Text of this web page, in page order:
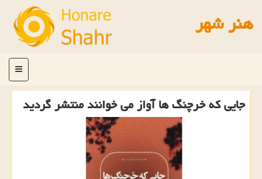
هنر شهر
منو
جایی كه خرچنگ ها آواز می خوانند منتشر گردید